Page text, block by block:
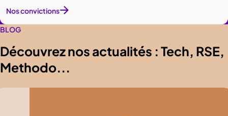
Nos convictions
BLOG
Découvrez nos actualités : Tech, RSE,
Methodo...